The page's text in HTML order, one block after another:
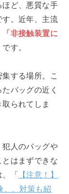
ほど、悪質な手
す。近年、主流
「非接触装置に
です。
する場所。こ
バッグの近く
られてしま
犯人のバッグや
はまずできな
、「 【注意！】
、、対策も紹